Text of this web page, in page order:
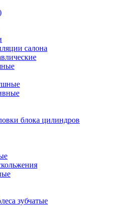
салона
блока цилиндров
зубчатые